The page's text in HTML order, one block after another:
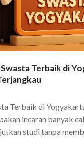
Terbaik di
Terbaik di
incaran banyak
studi tanpa